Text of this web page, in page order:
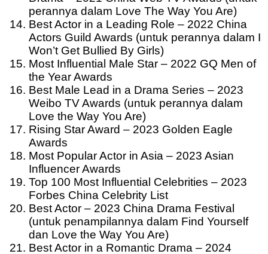
perannya dalam Love The Way You Are)
Best Actor in a Leading Role – 2022 China
Actors Guild Awards (untuk perannya dalam I
Won’t Get Bullied By Girls)
Most Influential Male Star – 2022 GQ Men of
the Year Awards
Best Male Lead in a Drama Series – 2023
Weibo TV Awards (untuk perannya dalam
Love the Way You Are)
Rising Star Award – 2023 Golden Eagle
Awards
Most Popular Actor in Asia – 2023 Asian
Influencer Awards
Top 100 Most Influential Celebrities – 2023
Forbes China Celebrity List
Best Actor – 2023 China Drama Festival
(untuk penampilannya dalam Find Yourself
dan Love the Way You Are)
Best Actor in a Romantic Drama – 2024